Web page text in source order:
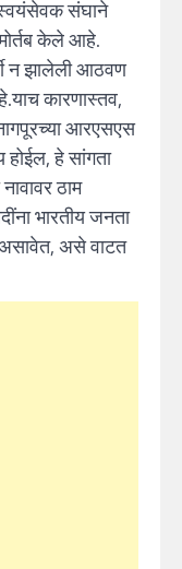
स्वयंसेवक संघाने
केले आहे.
न झालेली आठवण
कारणास्तव,
आरएसएस
हे सांगता
ठाम
भारतीय जनता
असावेत, असे वाटत